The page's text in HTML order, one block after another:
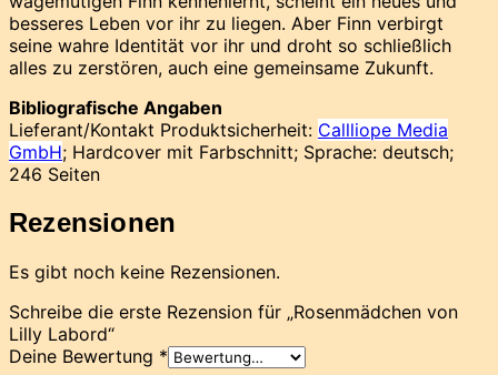
besseres Leben vor ihr zu liegen. Aber Finn verbirgt
seine wahre Identität vor ihr und droht so schließlich
alles zu zerstören, auch eine gemeinsame Zukunft.
Bibliografische Angaben
Lieferant/Kontakt Produktsicherheit: Callliope Media
GmbH; Hardcover mit Farbschnitt; Sprache: deutsch;
246 Seiten
Rezensionen
Es gibt noch keine Rezensionen.
Schreibe die erste Rezension für „Rosenmädchen von
Lilly Labord“
Deine Bewertung *